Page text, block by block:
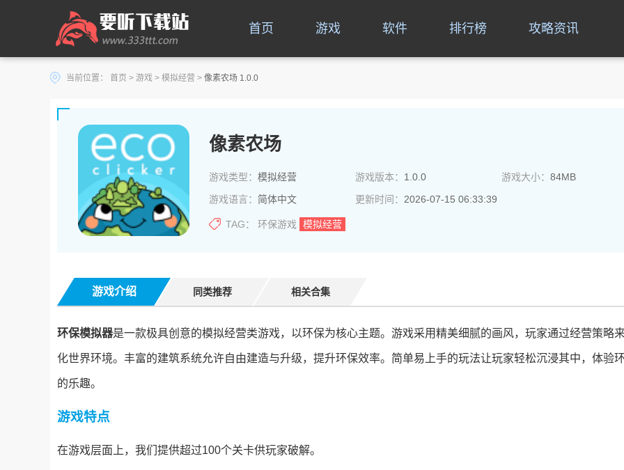
首页 游戏 软件 排行榜 攻略资讯
当前位置： 首页 > 游戏 > 模拟经营 > 像素农场 1.0.0
像素农场
游戏类型： 模拟经营 游戏版本： 1.0.0 游戏大小： 84MB
游戏语言： 简体中文 更新时间： 2026-07-15 06:33:39
TAG： 环保游戏 模拟经营
游戏介绍 同类推荐 相关合集
环保模拟器是一款极具创意的模拟经营类游戏，以环保为核心主题。游戏采用精美细腻的画风，玩家通过经营策略
化世界环境。丰富的建筑系统允许自由建造与升级，提升环保效率。简单易上手的玩法让玩家轻松沉浸其中，体验
的乐趣。
游戏特点
在游戏层面上，我们提供超过100个关卡供玩家破解。